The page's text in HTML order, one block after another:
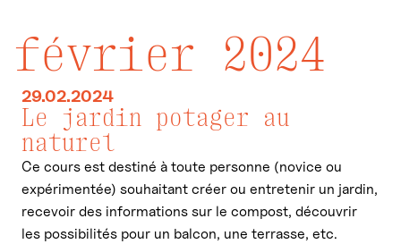
février 2024
29.02.2024
Le jardin potager au
naturel
Ce cours est destiné à toute personne (novice ou
expérimentée) souhaitant créer ou entretenir un jardin,
recevoir des informations sur le compost, découvrir
les possibilités pour un balcon, une terrasse, etc.